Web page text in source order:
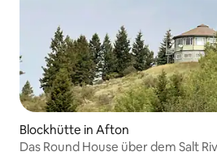
Blockhütte in Afton
Das Round House über dem Salt